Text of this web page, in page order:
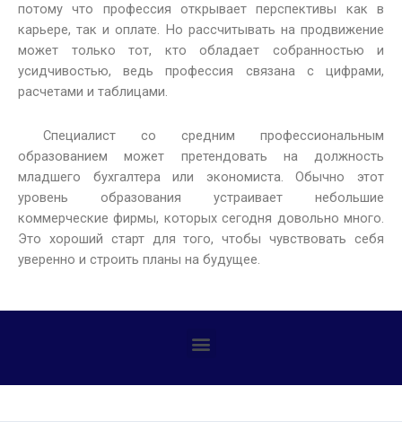
потому что профессия открывает перспективы как в
карьере, так и оплате. Но рассчитывать на продвижение
может только тот, кто обладает собранностью и
усидчивостью, ведь профессия связана с цифрами,
расчетами и таблицами.
Специалист со средним профессиональным
образованием может претендовать на должность
младшего бухгалтера или экономиста. Обычно этот
уровень образования устраивает небольшие
коммерческие фирмы, которых сегодня довольно много.
Это хороший старт для того, чтобы чувствовать себя
уверенно и строить планы на будущее.